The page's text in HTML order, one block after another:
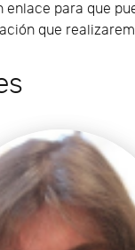
enlace para que
que